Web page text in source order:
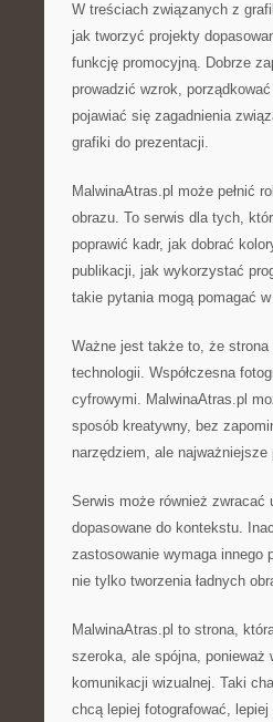
W treściach związanych z
jak tworzyć projekty
funkcję promocyjną. Dobrze
prowadzić wzrok,
pojawiać się zagadnienia
grafiki do prezentacji.
MalwinaAtras.pl może pełnić
obrazu. To serwis dla tych,
poprawić kadr, jak dobrać
publikacji, jak wykorzystać
takie pytania mogą pomagać
Ważne jest także to, że
technologii. Współczesna
cyfrowymi. MalwinaAtras.pl
sposób kreatywny, bez
narzędziem, ale
Serwis może również zwracać
dopasowane do kontekstu.
zastosowanie wymaga
nie tylko tworzenia ładnych
MalwinaAtras.pl to strona,
szeroka, ale spójna, ponieważ
komunikacji wizualnej. Taki
chcą lepiej fotografować,